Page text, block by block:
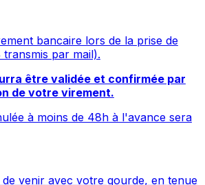
bancaire lors de la prise de
par mail).
être validée et confirmée par
de votre virement.
à moins de 48h à l'avance sera
venir avec votre gourde, en tenue